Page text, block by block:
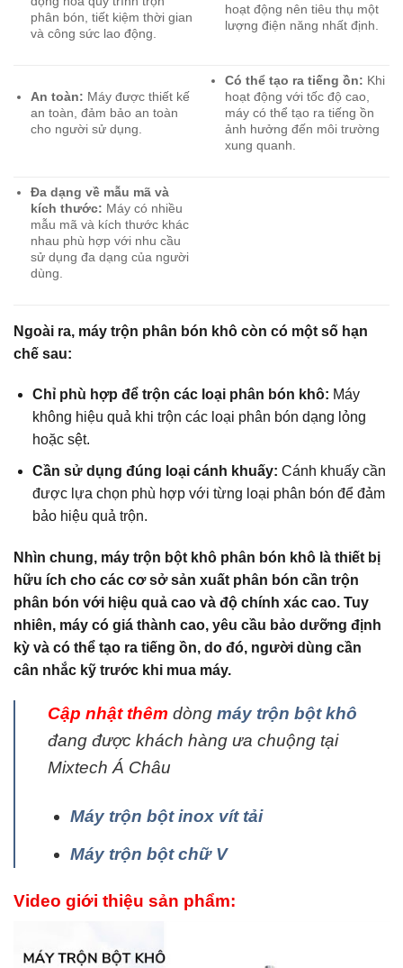
phân bón, tiết kiệm thời gian
và công sức lao động.
hoạt động nên tiêu thụ một
lượng điện năng nhất định.
An toàn: Máy được thiết kế
an toàn, đảm bảo an toàn
cho người sử dụng.
Có thể tạo ra tiếng ồn: Khi
hoạt động với tốc độ cao,
máy có thể tạo ra tiếng ồn
ảnh hưởng đến môi trường
xung quanh.
Đa dạng về mẫu mã và
kích thước: Máy có nhiều
mẫu mã và kích thước khác
nhau phù hợp với nhu cầu
sử dụng đa dạng của người
dùng.
Ngoài ra, máy trộn phân bón khô còn có một số hạn
chế sau:
Chỉ phù hợp để trộn các loại phân bón khô: Máy
không hiệu quả khi trộn các loại phân bón dạng lỏng
hoặc sệt.
Cần sử dụng đúng loại cánh khuấy: Cánh khuấy cần
được lựa chọn phù hợp với từng loại phân bón để đảm
bảo hiệu quả trộn.
Nhìn chung, máy trộn bột khô phân bón khô là thiết bị
hữu ích cho các cơ sở sản xuất phân bón cần trộn
phân bón với hiệu quả cao và độ chính xác cao. Tuy
nhiên, máy có giá thành cao, yêu cầu bảo dưỡng định
kỳ và có thể tạo ra tiếng ồn, do đó, người dùng cần
cân nhắc kỹ trước khi mua máy.
Cập nhật thêm dòng máy trộn bột khô
đang được khách hàng ưa chuộng tại
Mixtech Á Châu
Máy trộn bột inox vít tải
Máy trộn bột chữ V
Video giới thiệu sản phẩm: